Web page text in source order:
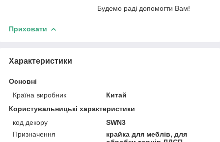
Будемо раді допомогти Вам!
Приховати
Характеристики
Основні
Країна виробник
Китай
Користувальницькі характеристики
код декору
SWN3
Призначення
крайка для меблів, для